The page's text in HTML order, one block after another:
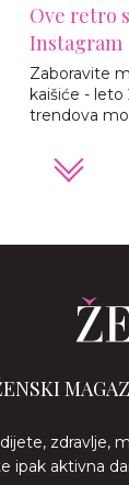
Ove retro
Instagram
Zaboravite
kaišiće - leto
trendova
zdravlje,
ipak aktivna